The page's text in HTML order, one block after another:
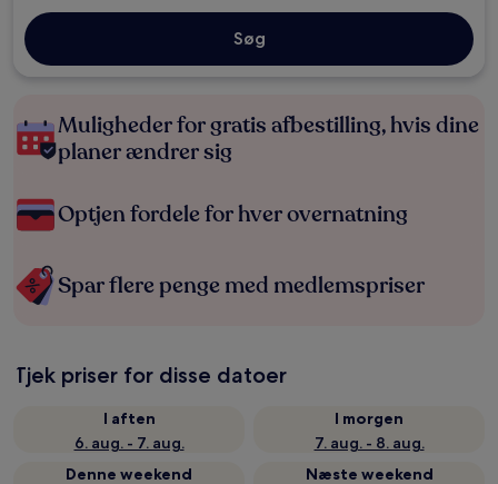
Søg
Muligheder for gratis afbestilling, hvis dine
planer ændrer sig
Optjen fordele for hver overnatning
Spar flere penge med medlemspriser
Tjek priser for disse datoer
I aften
6. aug. - 7. aug.
I morgen
7. aug. - 8. aug.
Denne weekend
Næste weekend